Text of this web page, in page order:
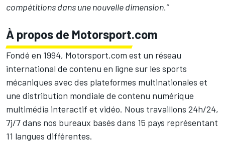
compétitions dans une nouvelle dimension.”
À propos de Motorsport.com
Fondé en 1994, Motorsport.com est un réseau
international de contenu en ligne sur les sports
mécaniques avec des plateformes multinationales et
une distribution mondiale de contenu numérique
multimédia interactif et vidéo. Nous travaillons 24h/24,
7j/7 dans nos bureaux basés dans 15 pays représentant
11 langues différentes.